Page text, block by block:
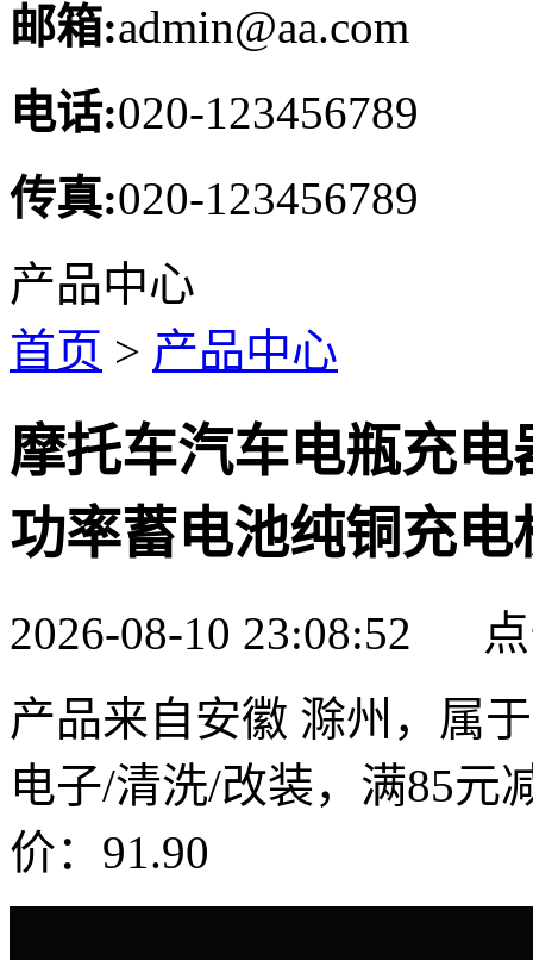
邮箱:admin@aa.com
电话:020-123456789
传真:020-123456789
产品中心
首页 > 产品中心
摩托车汽车电瓶充
功率蓄电池纯铜充电
2026-08-10 23:08:52
产品来自安徽 滁州，属
电子/清洗/改装，满85元
价：91.90